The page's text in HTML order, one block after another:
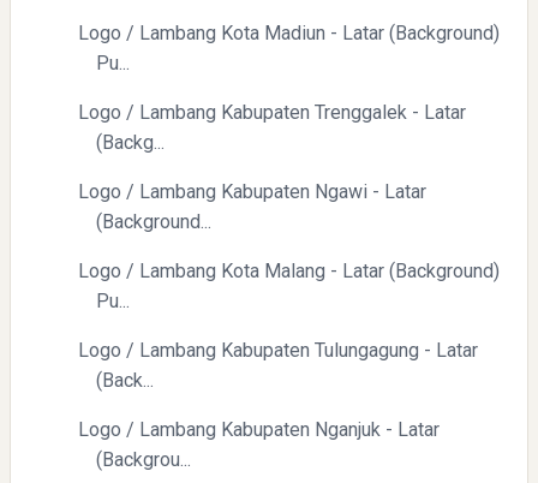
Logo / Lambang Kota Madiun - Latar (Background)
Pu...
Logo / Lambang Kabupaten Trenggalek - Latar
(Backg...
Logo / Lambang Kabupaten Ngawi - Latar
(Background...
Logo / Lambang Kota Malang - Latar (Background)
Pu...
Logo / Lambang Kabupaten Tulungagung - Latar
(Back...
Logo / Lambang Kabupaten Nganjuk - Latar
(Backgrou...